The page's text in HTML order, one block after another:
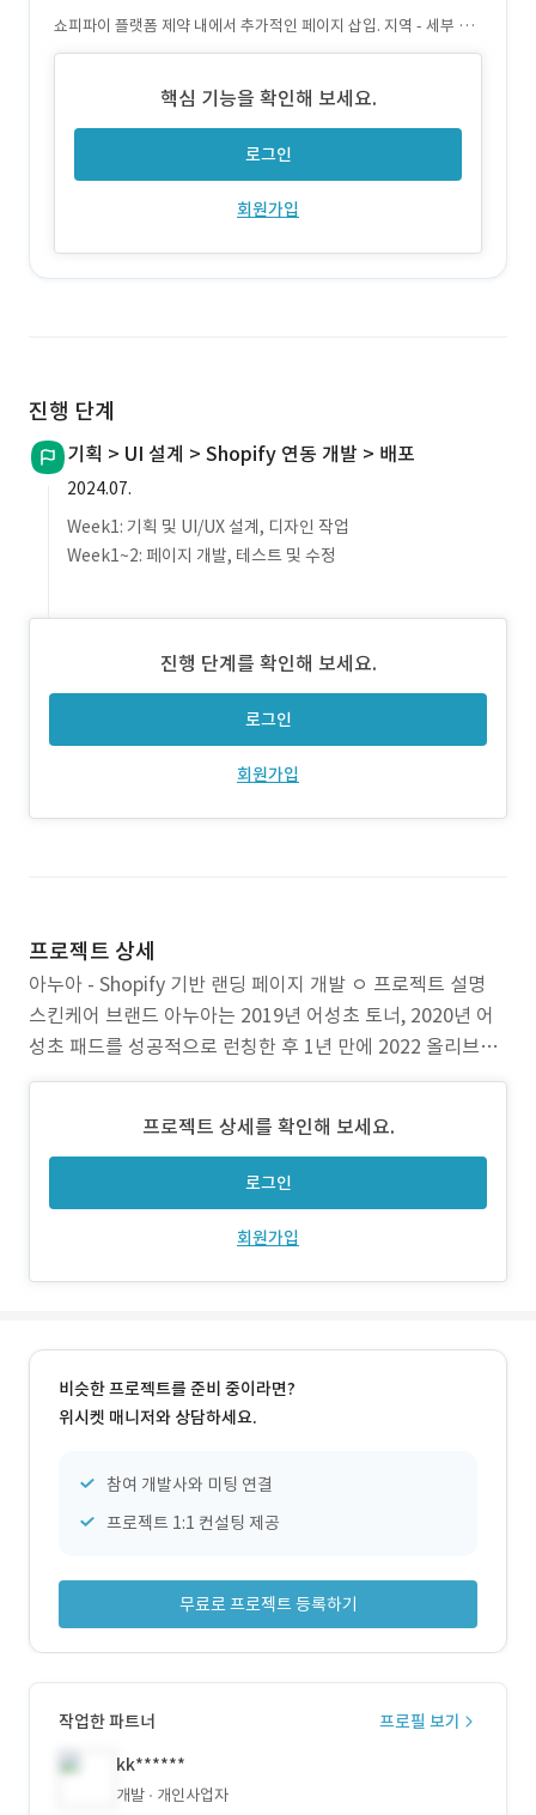
쇼피파이 플랫폼 제약 내에서 추가적인 페이지 삽입. 지역 - 세부 매
장으로 2Depth 분류하고, 토글 방식으로 열람하며 복잡한 리스트를
핵심 기능을 확인해 보세요.
로그인
회원가입
진행 단계
기획 > UI 설계 > Shopify 연동 개발 > 배포
2024.07.
Week1: 기획 및 UI/UX 설계, 디자인 작업
Week1~2: 페이지 개발, 테스트 및 수정
진행 단계를 확인해 보세요.
로그인
회원가입
프로젝트 상세
아누아 - Shopify 기반 랜딩 페이지 개발 ㅇ 프로젝트 설명
스킨케어 브랜드 아누아는 2019년 어성초 토너, 2020년 어
성초 패드를 성공적으로 런칭한 후 1년 만에 2022 올리브영
어워즈를 수상한 브랜드입니다. 2021년 해외 진출 이후 일본
해당 프로젝트는 shopify로 제작된 아누아 브랜드의 판매 웹
프로젝트 상세를 확인해 보세요.
로그인
회원가입
비슷한 프로젝트를 준비 중이라면?
위시켓 매니저와 상담하세요.
참여 개발사와 미팅 연결
프로젝트 1:1 컨설팅 제공
무료로 프로젝트 등록하기
작업한 파트너
프로필 보기
kk******
개발 개인사업자